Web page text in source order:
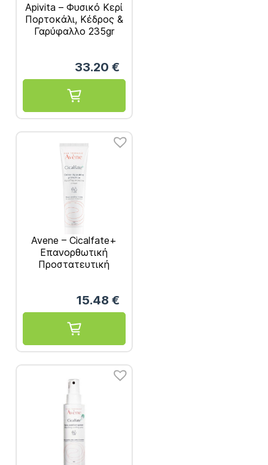
Apivita – Φυσικό Κερί
Πορτοκάλι, Κέδρος &
Γαρύφαλλο 235gr
33.20 €
Avene – Cicalfate+
Επανορθωτική
Προστατευτική
15.48 €